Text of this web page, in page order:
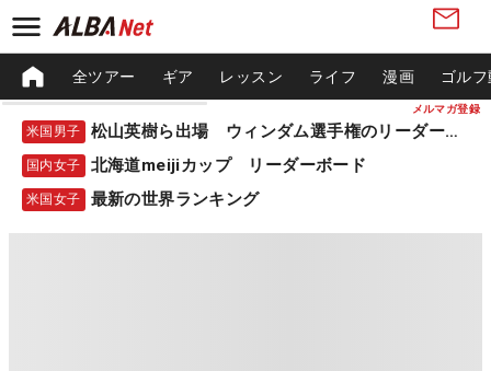
メルマガ登録
全ツアー ギア レッスン ライフ 漫画 ゴル
米国男子 松山英樹ら出場 ウィンダム選手権のリーダーボード
国内女子 北海道meijiカップ リーダーボード
米国女子 最新の世界ランキング